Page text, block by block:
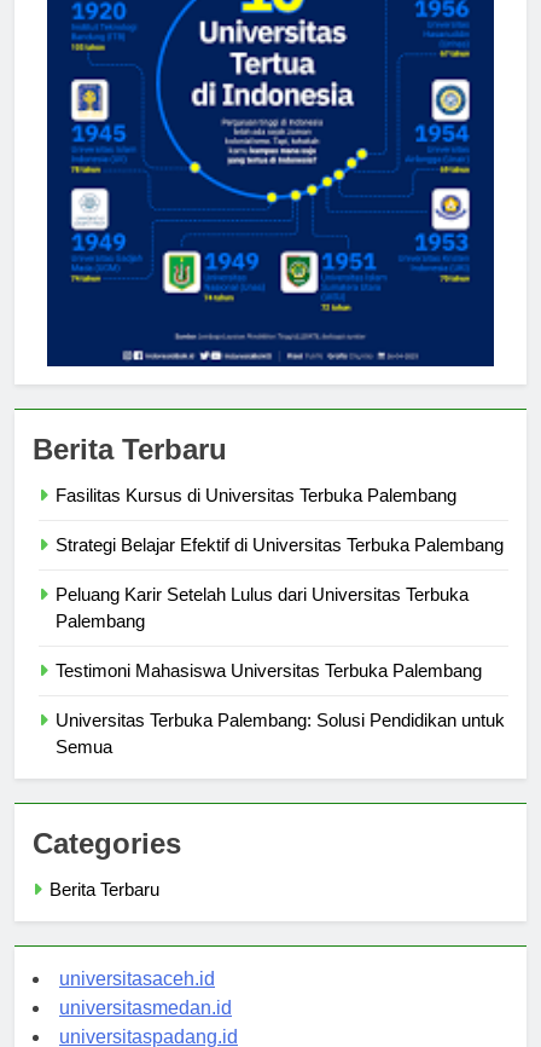
Peluang Karir Setelah Lulus dari Universitas Terbuka
Universitas Terbuka Palembang: Solusi Pendidikan untuk
Categories
universitasaceh.id
universitasmedan.id